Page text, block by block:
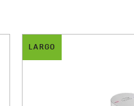
LARGO
1300.00 zł